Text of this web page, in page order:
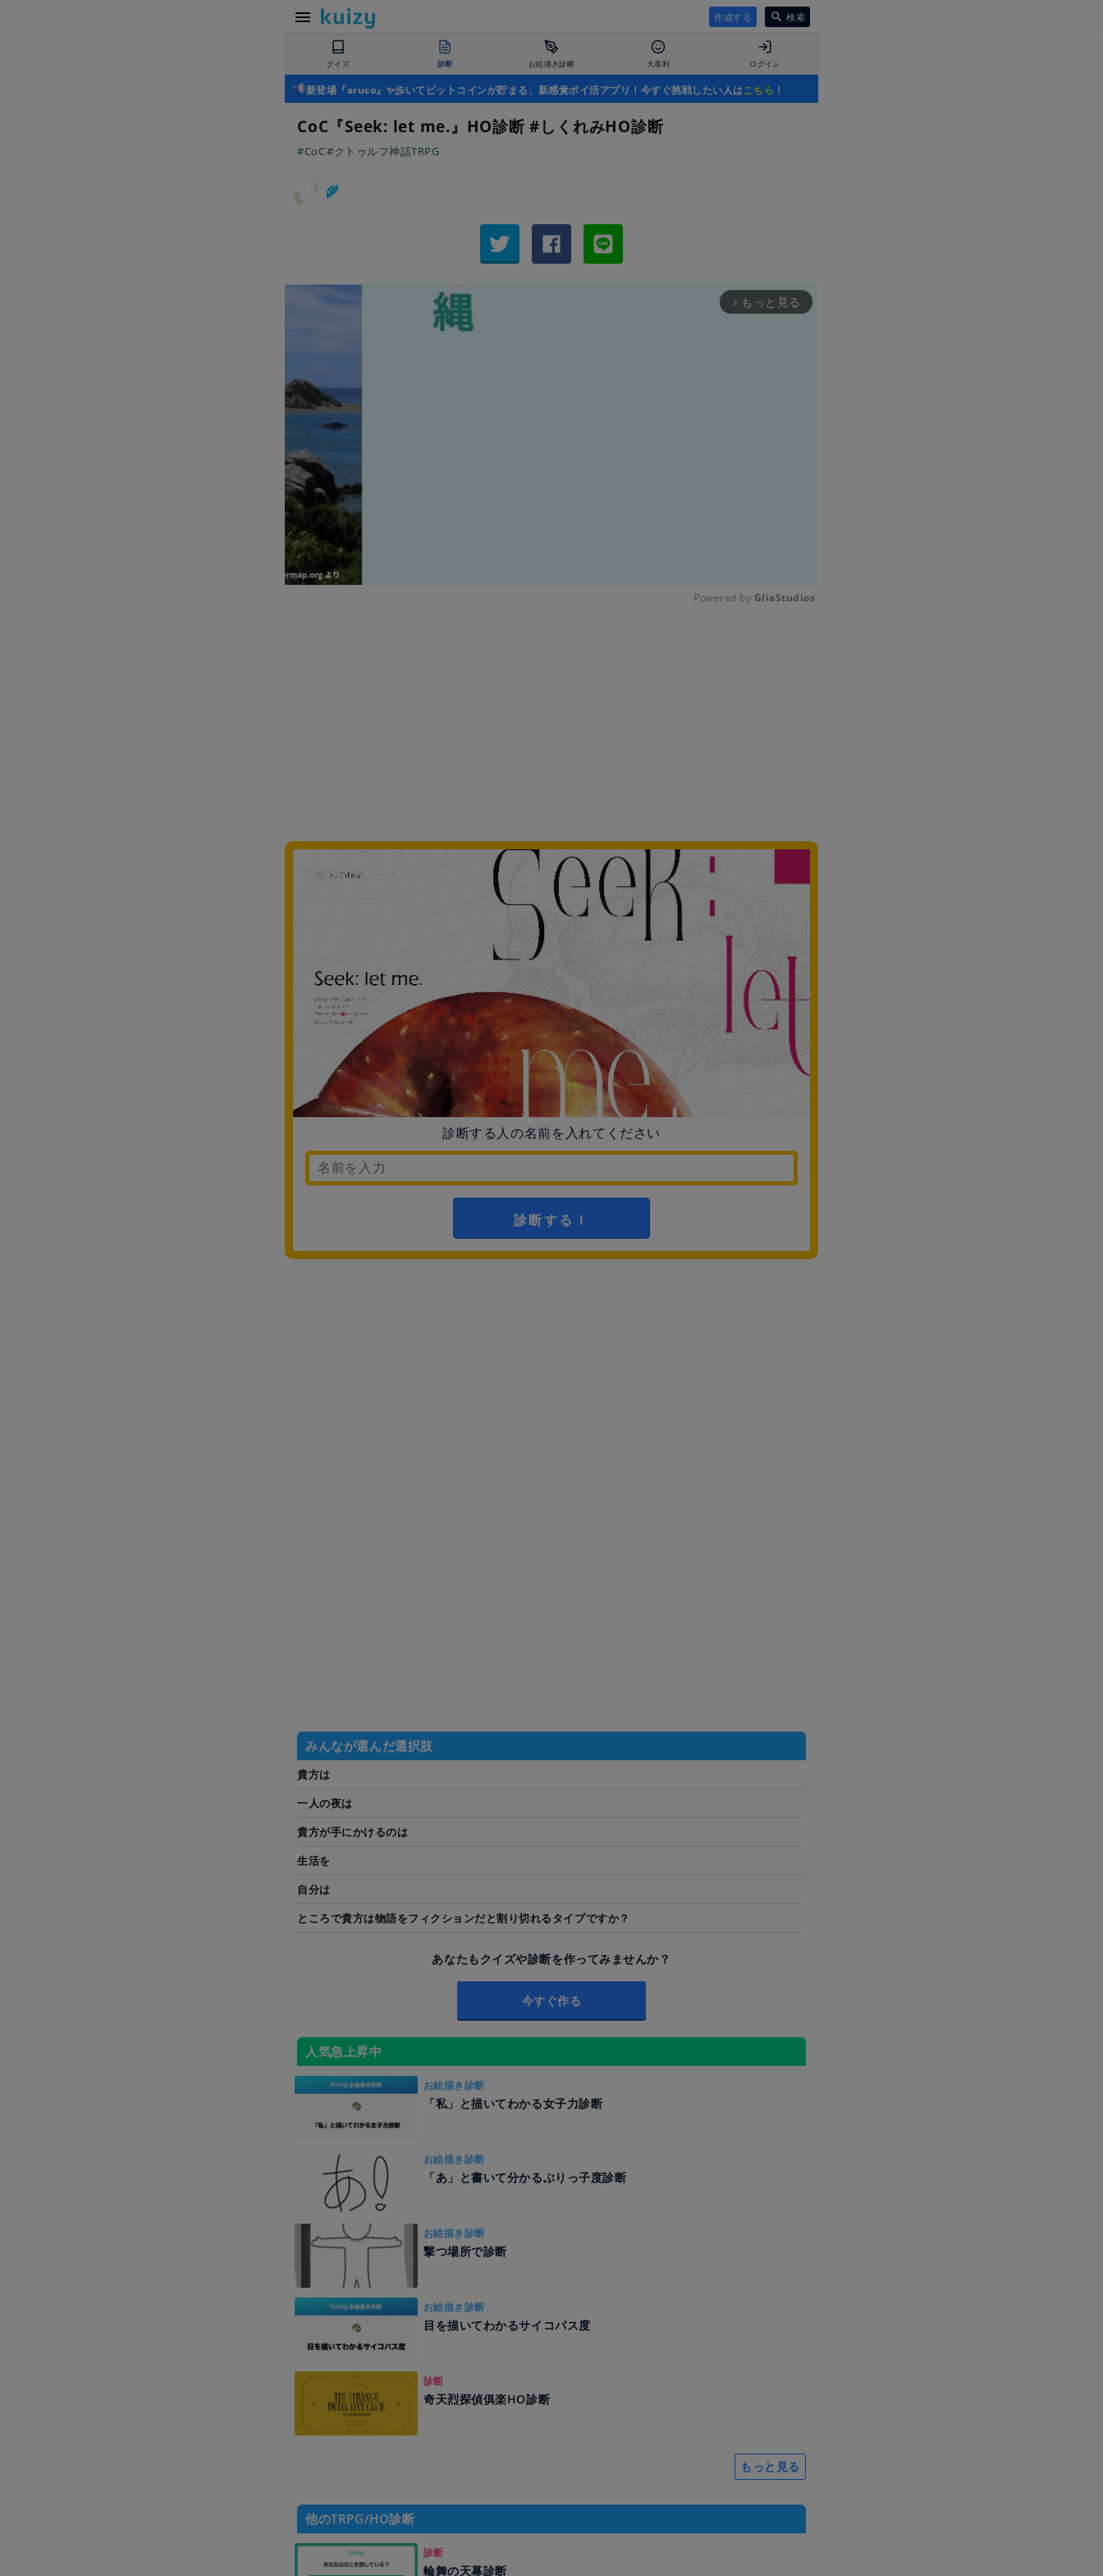
作成する 検索
クイズ 診断 お絵描き診断 大喜利 ログイン
新登場『aruco』✨歩いてビットコインが貯まる、新感覚ポイ活アプリ！今すぐ挑戦したい人はこちら ！
CoC『Seek: let me.』HO診断 #しくれみHO診断
#CoC#クトゥルフ神話TRPG
🌾
arrow_forward_ios もっと見る
Powered by GliaStudios
診断する人の名前を入れてください
診断する！
みんなが選んだ選択肢
貴方は
一人の夜は
貴方が手にかけるのは
生活を
自分は
ところで貴方は物語をフィクションだと割り切れるタイプですか？
あなたもクイズや診断を作ってみませんか？
今すぐ作る
人気急上昇中
お絵描き診断
「私」と描いてわかる女子力診断
お絵描き診断
「あ」と書いて分かるぶりっ子度診断
お絵描き診断
撃つ場所で診断
お絵描き診断
目を描いてわかるサイコパス度
診断
奇天烈探偵俱楽HO診断
もっと見る
他のTRPG/HO診断
診断
輪舞の天幕診断